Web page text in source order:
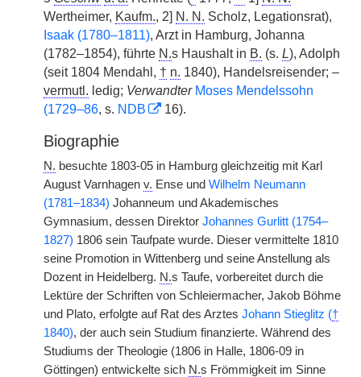
Wertheimer, Kaufm., 2] N. N. Scholz, Legationsrat),
Isaak (1780–1811), Arzt in Hamburg, Johanna
(1782–1854), führte N.s Haushalt in B. (s. L), Adolph
(seit 1804 Mendahl, † n. 1840), Handelsreisender; –
vermutl. ledig; Verwandter Moses Mendelssohn
(1729–86, s. NDB 16).
Biographie
N. besuchte 1803-05 in Hamburg gleichzeitig mit Karl
August Varnhagen v. Ense und Wilhelm Neumann
(1781–1834) Johanneum und Akademisches
Gymnasium, dessen Direktor Johannes Gurlitt (1754–
1827) 1806 sein Taufpate wurde. Dieser vermittelte 1810
seine Promotion in Wittenberg und seine Anstellung als
Dozent in Heidelberg. N.s Taufe, vorbereitet durch die
Lektüre der Schriften von Schleiermacher, Jakob Böhme
und Plato, erfolgte auf Rat des Arztes Johann Stieglitz (†
1840), der auch sein Studium finanzierte. Während des
Studiums der Theologie (1806 in Halle, 1806-09 in
Göttingen) entwickelte sich N.s Frömmigkeit im Sinne